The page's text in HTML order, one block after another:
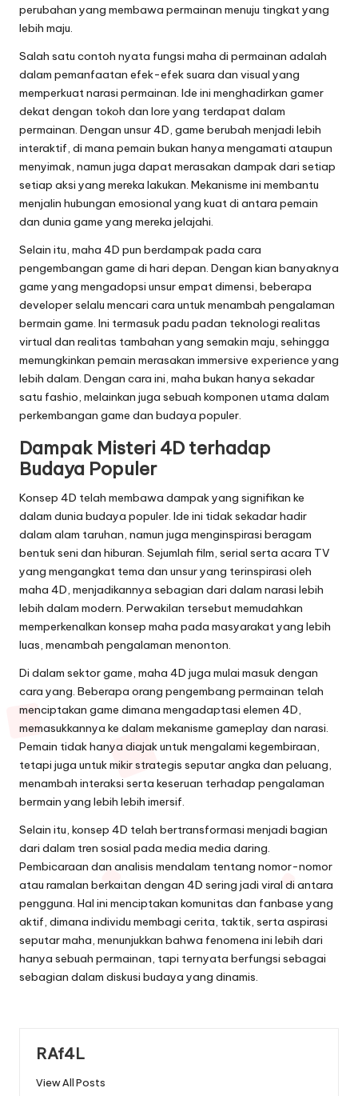
perubahan yang membawa permainan menuju tingkat yang
lebih maju.
Salah satu contoh nyata fungsi maha di permainan adalah
dalam pemanfaatan efek-efek suara dan visual yang
memperkuat narasi permainan. Ide ini menghadirkan gamer
dekat dengan tokoh dan lore yang terdapat dalam
permainan. Dengan unsur 4D, game berubah menjadi lebih
interaktif, di mana pemain bukan hanya mengamati ataupun
menyimak, namun juga dapat merasakan dampak dari setiap
setiap aksi yang mereka lakukan. Mekanisme ini membantu
menjalin hubungan emosional yang kuat di antara pemain
dan dunia game yang mereka jelajahi.
Selain itu, maha 4D pun berdampak pada cara
pengembangan game di hari depan. Dengan kian banyaknya
game yang mengadopsi unsur empat dimensi, beberapa
developer selalu mencari cara untuk menambah pengalaman
bermain game. Ini termasuk padu padan teknologi realitas
virtual dan realitas tambahan yang semakin maju, sehingga
memungkinkan pemain merasakan immersive experience yang
lebih dalam. Dengan cara ini, maha bukan hanya sekadar
satu fashio, melainkan juga sebuah komponen utama dalam
perkembangan game dan budaya populer.
Dampak Misteri 4D terhadap
Budaya Populer
Konsep 4D telah membawa dampak yang signifikan ke
dalam dunia budaya populer. Ide ini tidak sekadar hadir
dalam alam taruhan, namun juga menginspirasi beragam
bentuk seni dan hiburan. Sejumlah film, serial serta acara TV
yang mengangkat tema dan unsur yang terinspirasi oleh
maha 4D, menjadikannya sebagian dari dalam narasi lebih
lebih dalam modern. Perwakilan tersebut memudahkan
memperkenalkan konsep maha pada masyarakat yang lebih
luas, menambah pengalaman menonton.
Di dalam sektor game, maha 4D juga mulai masuk dengan
cara yang. Beberapa orang pengembang permainan telah
menciptakan game dimana mengadaptasi elemen 4D,
memasukkannya ke dalam mekanisme gameplay dan narasi.
Pemain tidak hanya diajak untuk mengalami kegembiraan,
tetapi juga untuk mikir strategis seputar angka dan peluang,
menambah interaksi serta keseruan terhadap pengalaman
bermain yang lebih lebih imersif.
Selain itu, konsep 4D telah bertransformasi menjadi bagian
dari dalam tren sosial pada media media daring.
Pembicaraan dan analisis mendalam tentang nomor-nomor
atau ramalan berkaitan dengan 4D sering jadi viral di antara
pengguna. Hal ini menciptakan komunitas dan fanbase yang
aktif, dimana individu membagi cerita, taktik, serta aspirasi
seputar maha, menunjukkan bahwa fenomena ini lebih dari
hanya sebuah permainan, tapi ternyata berfungsi sebagai
sebagian dalam diskusi budaya yang dinamis.
RAf4L
View All Posts